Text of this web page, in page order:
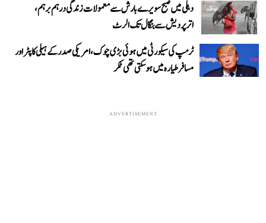
دہلی میں صبح سویرے بارش سے معمولات زندگی درہم برہم،
اترپردیش سے بنگال تک الرٹ
ٹرمپ کی سیکورٹی میں ہوئی بڑی چوک، امریکی صدر کے ہیلی کاپٹر اور
مسافر طیارہ میں ہو سکتی تھی ٹکر
ADVERTISEMENT